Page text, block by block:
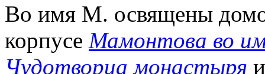
Во имя М. освящены
корпусе Мамонтова во
Чудотворца монастыря